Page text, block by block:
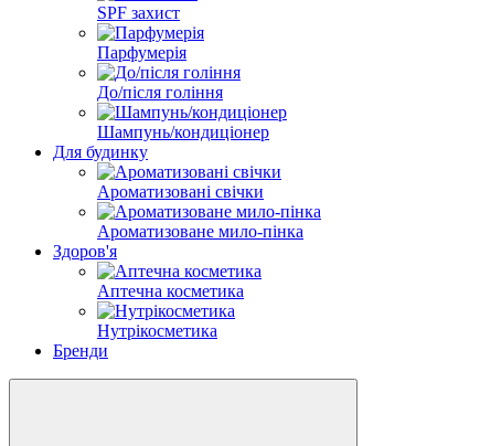
SPF захист
Парфумерія
До/після гоління
Шампунь/кондиціонер
Для будинку
Ароматизовані свічки
Ароматизоване мило-пінка
Здоров'я
Аптечна косметика
Нутрікосметика
Бренди